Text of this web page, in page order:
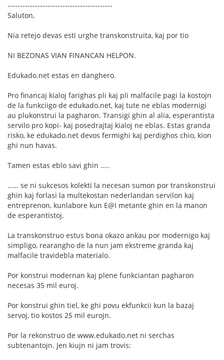
------------------------------------------
Saluton,
Nia retejo devas esti urghe transkonstruita, kaj por tio
NI BEZONAS VIAN FINANCAN HELPON.
Edukado.net estas en danghero.
Pro financaj kialoj farighas pli kaj pli malfacile pagi la kostojn
de la funkciigo de edukado.net, kaj tute ne eblas modernigi
au plukonstrui la pagharon. Transigi ghin al alia, esperantista
servilo pro kopi- kaj posedrajtaj kialoj ne eblas. Estas granda
risko, ke edukado.net devos fermighi kaj perdighos chio, kion
ghi nun havas.
Tamen estas eblo savi ghin …..
…… se ni sukcesos kolekti la necesan sumon por transkonstrui
ghin kaj forlasi la multekostan nederlandan servilon kaj
entreprenon, kunlabore kun E@I metante ghin en la manon
de esperantistoj.
La transkonstruo estus bona okazo ankau por modernigo kaj
simpligo, rearangho de la nun jam ekstreme granda kaj
malfacile travidebla materialo.
Por konstrui modernan kaj plene funkciantan pagharon
necesas 35 mil euroj.
Por konstrui ghin tiel, ke ghi povu ekfunkcii kun la bazaj
servoj, tio kostos 25 mil eurojn.
Por la rekonstruo de www.edukado.net ni serchas
subtenantojn. Jen kiujn ni jam trovis: